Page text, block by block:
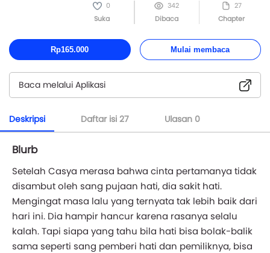
0
Suka
342
Dibaca
27
Chapter
Rp165.000 Mulai membaca
Baca melalui Aplikasi
Deskripsi Daftar isi 27 Ulasan 0
Blurb
Setelah Casya merasa bahwa cinta pertamanya tidak
disambut oleh sang pujaan hati, dia sakit hati.
Mengingat masa lalu yang ternyata tak lebih baik dari
hari ini. Dia hampir hancur karena rasanya selalu
kalah. Tapi siapa yang tahu bila hati bisa bolak-balik
sama seperti sang pemberi hati dan pemiliknya, bisa